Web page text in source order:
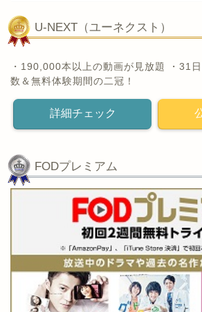
U-NEXT（ユーネクスト）
・190,000本以上の動画が見放題 ・31
数＆無料体験期間の二冠！
詳細チェック
FODプレミアム